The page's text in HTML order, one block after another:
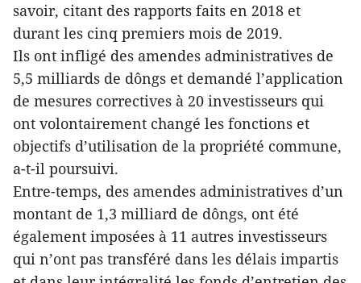
savoir, citant des rapports faits en 2018 et
durant les cinq premiers mois de 2019.
Ils ont infligé des amendes administratives de
5,5 milliards de dôngs et demandé l’application
de mesures correctives à 20 investisseurs qui
ont volontairement changé les fonctions et
objectifs d’utilisation de la propriété commune,
a-t-il poursuivi.
Entre-temps, des amendes administratives d’un
montant de 1,3 milliard de dôngs, ont été
également imposées à 11 autres investisseurs
qui n’ont pas transféré dans les délais impartis